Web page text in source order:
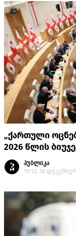
„ქართული
2026 წლის
პუბლიკა
19:13, 10